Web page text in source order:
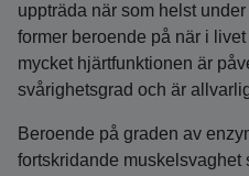
uppträda när som helst
former beroende på när i
mycket hjärtfunktionen är
svårighetsgrad och är
Beroende på graden av
fortskridande muskelsvaghet